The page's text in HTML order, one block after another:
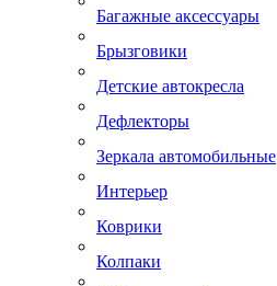
Багажные аксессуары
Брызговики
Детские автокресла
Дефлекторы
Зеркала автомобильные
Интерьер
Коврики
Колпаки